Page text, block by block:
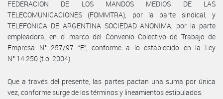
FEDERACION DE LOS MANDOS MEDIOS DE LAS
TELECOMUNICACIONES (FOMMTRA), por la parte sindical, y
TELEFONICA DE ARGENTINA SOCIEDAD ANONIMA, por la parte
empleadora, en el marco del Convenio Colectivo de Trabajo de
Empresa N° 257/97 “E”, conforme a lo establecido en la Ley
N° 14.250 (t.o. 2004).
Que a través del presente, las partes pactan una suma por única
vez, conforme surge de los términos y lineamientos estipulados.